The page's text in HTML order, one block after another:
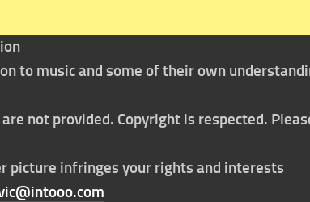
to music and some of their own
not provided. Copyright is respected.
picture infringes your rights and interests